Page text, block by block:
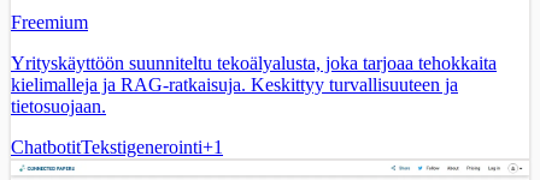
Freemium
Yrityskäyttöön suunniteltu tekoälyalusta, joka tarjoaa tehokkaita
kielimalleja ja RAG-ratkaisuja. Keskittyy turvallisuuteen ja
tietosuojaan.
ChatbotitTekstigenerointi+1